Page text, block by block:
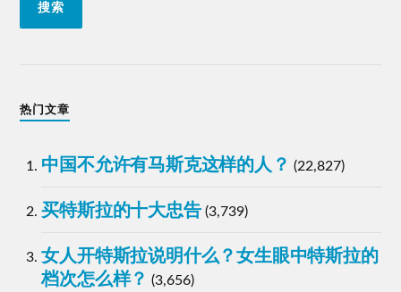
搜索
热门文章
中国不允许有马斯克这样的人？ (22,827)
买特斯拉的十大忠告 (3,739)
女人开特斯拉说明什么？女生眼中特斯拉的
档次怎么样？ (3,656)